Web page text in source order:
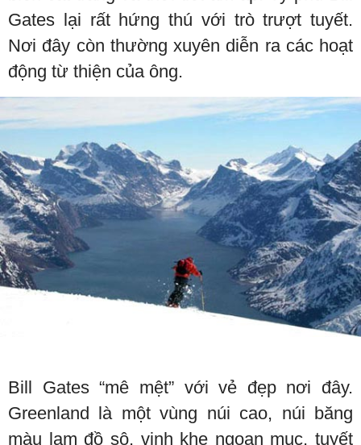
Gates lại rất hứng thú với trò trượt tuyết.
Nơi đây còn thường xuyên diễn ra các hoạt
động từ thiện của ông.
Bill Gates “mê mệt” với vẻ đẹp nơi đây.
Greenland là một vùng núi cao, núi băng
màu lam đồ sộ, vịnh khe ngoạn mục, tuyết